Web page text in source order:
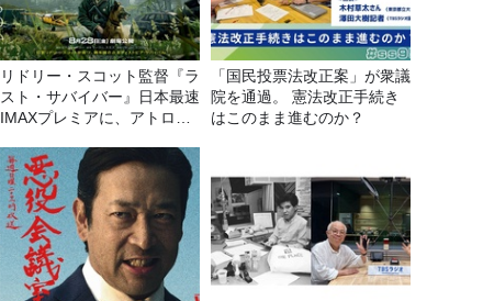
リドリー・スコット監督『ラ
スト・サバイバー』日本最速
IMAXプレミアに、アトロク
「国民投票法改正案」が衆議
院を通過。 憲法改正手続き
はこのまま進むのか？